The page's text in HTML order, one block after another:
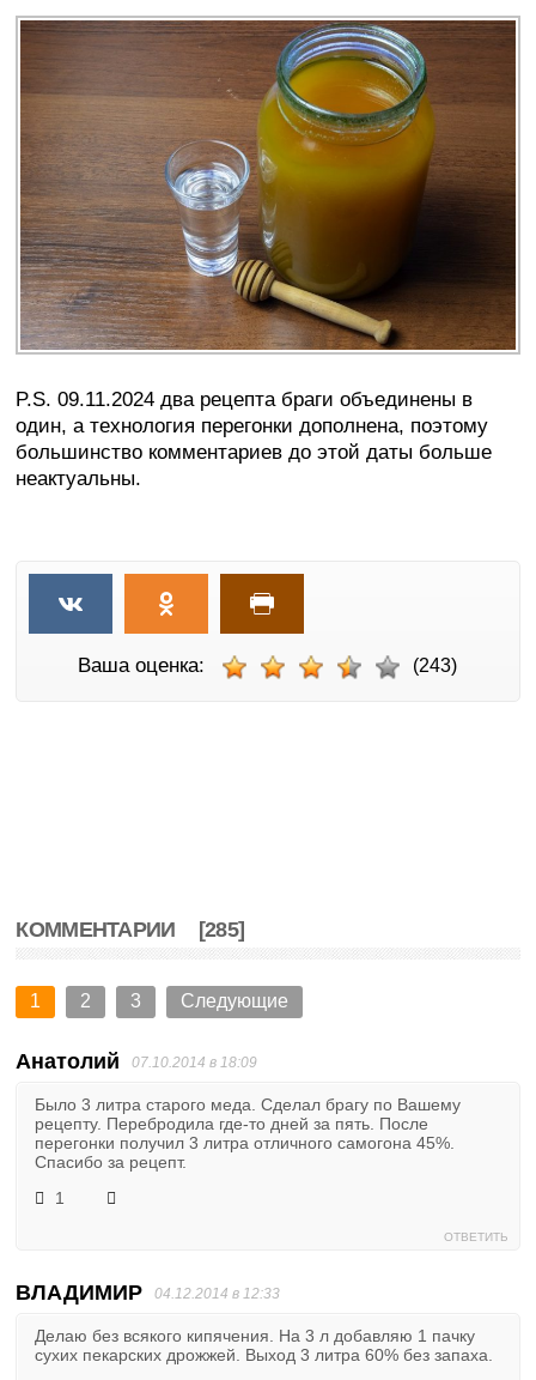
P.S. 09.11.2024 два рецепта браги объединены в
один, а технология перегонки дополнена, поэтому
большинство комментариев до этой даты больше
неактуальны.
Ваша оценка: (243)
КОММЕНТАРИИ [285]
1 2 3 Следующие
Анатолий 07.10.2014 в 18:09
Было 3 литра старого меда. Сделал брагу по Вашему
рецепту. Перебродила где-то дней за пять. После
перегонки получил 3 литра отличного самогона 45%.
Спасибо за рецепт.
1
ОТВЕТИТЬ
ВЛАДИМИР 04.12.2014 в 12:33
Делаю без всякого кипячения. На 3 л добавляю 1 пачку
сухих пекарских дрожжей. Выход 3 литра 60% без запаха.